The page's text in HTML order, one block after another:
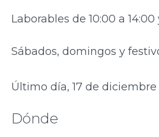
Laborables de 10:00 a
Sábados, domingos y
Último día, 17 de diciembre
Dónde